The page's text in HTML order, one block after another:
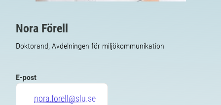
Nora Förell
Doktorand, Avdelningen för miljökommunikation
E-post
nora.forell@slu.se